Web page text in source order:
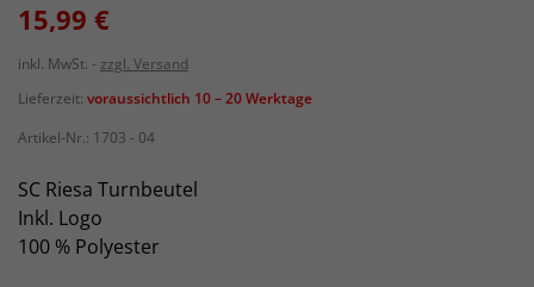
15,99 €
inkl. MwSt.
zzgl. Versand
Lieferzeit: voraussichtlich 10 – 20 Werktage
Artikel-Nr.: 1703 - 04
SC Riesa Turnbeutel
Inkl. Logo
100 % Polyester